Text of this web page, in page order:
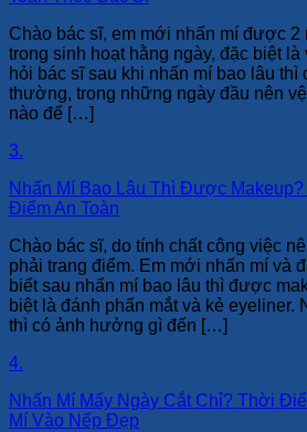
Chào bác sĩ, em mới nhấn mí được 2
trong sinh hoạt hằng ngày, đặc biệt
hỏi bác sĩ sau khi nhấn mí bao lâu
thường, trong những ngày đầu nên
nào để […]
3.
Nhấn Mí Bao Lâu Thì Được
Điểm An Toàn
Chào bác sĩ, do tính chất công việc
phải trang điểm. Em mới nhấn mí và
biết sau nhấn mí bao lâu thì được
biệt là đánh phấn mắt và kẻ eyeliner.
thì có ảnh hưởng gì đến […]
4.
Nhấn Mí Mấy Ngày Cắt Chỉ? Thời
Mí Vào Nếp Đẹp